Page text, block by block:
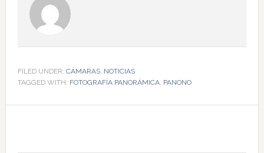
FILED UNDER: CÁMARAS, NOTICIAS
TAGGED WITH: FOTOGRAFÍA PANORÁMICA, PANONO